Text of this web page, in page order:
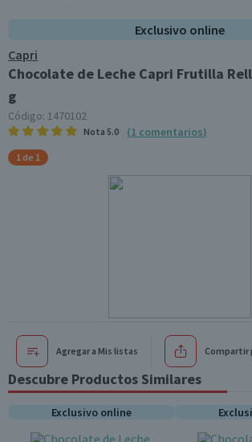
Exclusivo online
Capri
Chocolate de Leche Capri Frutilla
g
Código: 1470102
Nota 5.0 (1 comentarios)
1 de 1
Agregar a Mis listas Compartir
Descubre Productos Similares
Exclusivo online